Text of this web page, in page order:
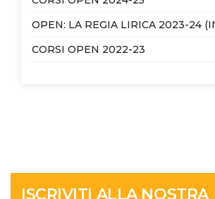
OPEN: LA REGIA LIRICA 2023-24
CORSI OPEN 2022-23
ISCRIVITI ALLA NOSTRA